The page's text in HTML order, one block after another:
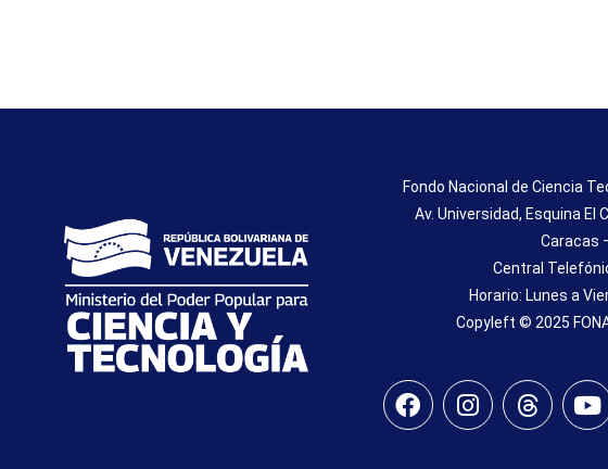
Fondo Nacional de Ciencia
Av. Universidad, Esquina El
Caracas
Central
Horario: Lunes a
Copyleft © 2025